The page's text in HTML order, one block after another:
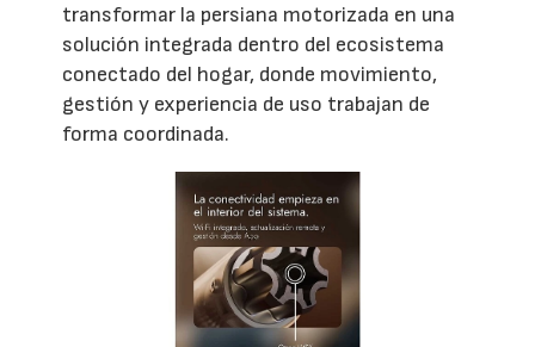
transformar la persiana motorizada en una
solución integrada dentro del ecosistema
conectado del hogar, donde movimiento,
gestión y experiencia de uso trabajan de
forma coordinada.